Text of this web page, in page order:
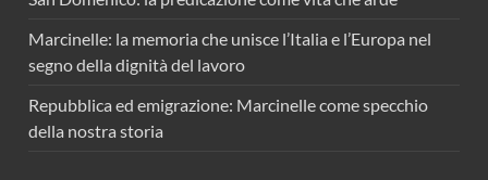
Marcinelle: la memoria che unisce l’Italia e l’Europa nel
segno della dignità del lavoro
Repubblica ed emigrazione: Marcinelle come specchio
della nostra storia